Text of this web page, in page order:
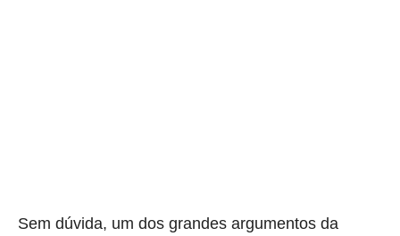
Sem dúvida, um dos grandes argumentos da